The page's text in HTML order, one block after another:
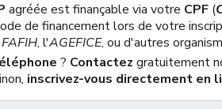
agréée est finançable via votre CPF (
de financement lors de votre
FAFIH, l'AGEFICE, ou d'autres
? Contactez gratuitement
inscrivez-vous directement en